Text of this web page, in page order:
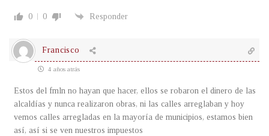
0 0 Responder
Francisco
4 años atrás
Estos del fmln no hayan que hacer, ellos se robaron el dinero de las
alcaldías y nunca realizaron obras, ni las calles arreglaban y hoy
vemos calles arregladas en la mayoría de municipios, estamos bien
así, así si se ven nuestros impuestos